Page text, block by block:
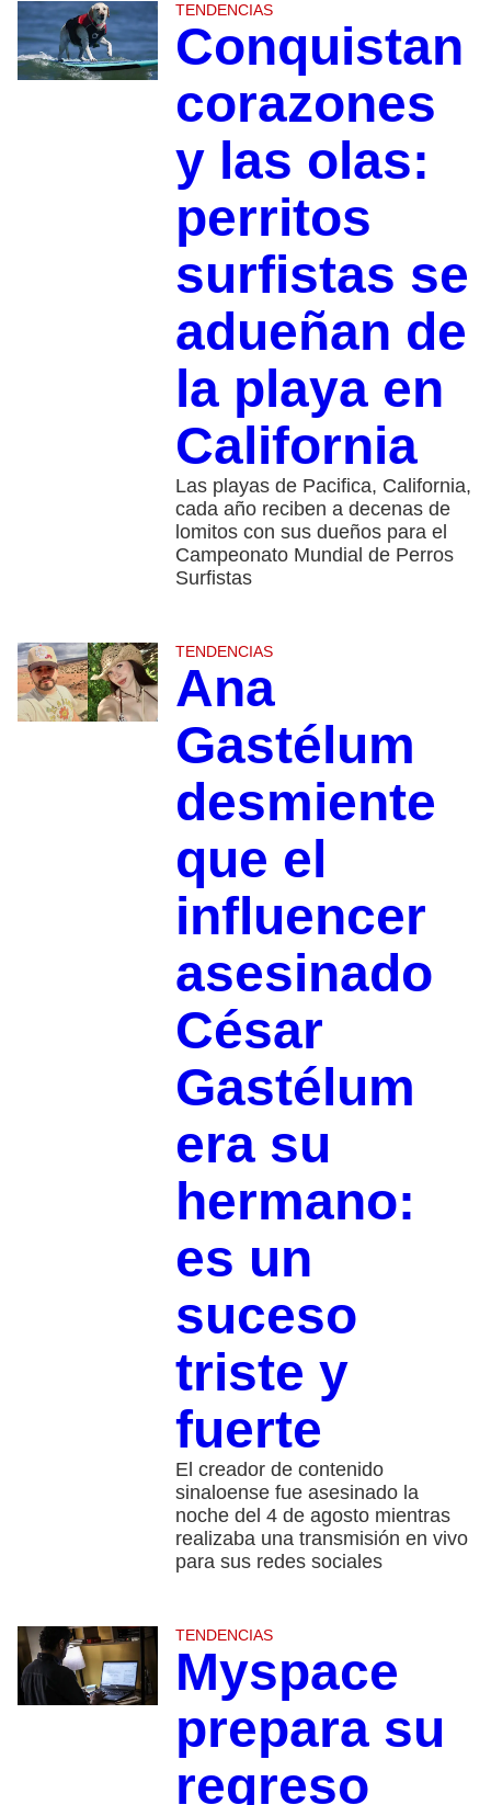
TENDENCIAS
Conquistan
corazones
y las olas:
perritos
surfistas se
adueñan de
la playa en
California
Las playas de Pacifica, California,
cada año reciben a decenas de
lomitos con sus dueños para el
Campeonato Mundial de Perros
Surfistas
TENDENCIAS
Ana
Gastélum
desmiente
que el
influencer
asesinado
César
Gastélum
era su
hermano:
es un
suceso
triste y
fuerte
El creador de contenido
sinaloense fue asesinado la
noche del 4 de agosto mientras
realizaba una transmisión en vivo
para sus redes sociales
TENDENCIAS
Myspace
prepara su
regreso